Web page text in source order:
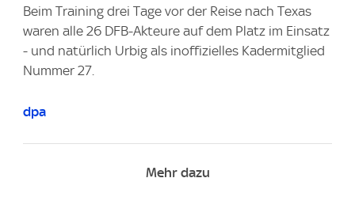
Beim Training drei Tage vor der Reise nach Texas
waren alle 26 DFB-Akteure auf dem Platz im Einsatz
- und natürlich Urbig als inoffizielles Kadermitglied
Nummer 27.
dpa
Mehr dazu